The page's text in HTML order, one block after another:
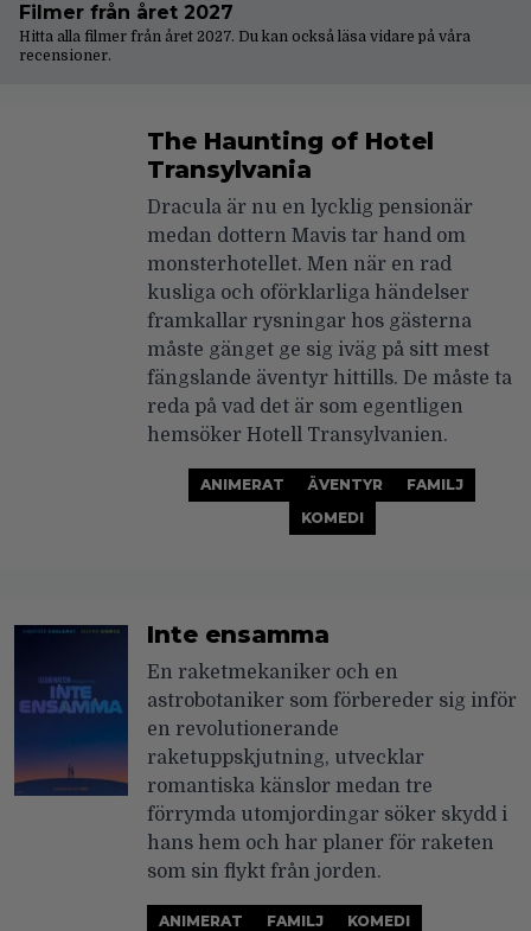
Filmer från året 2027
Hitta alla filmer från året 2027. Du kan också läsa vidare på våra
recensioner.
The Haunting of Hotel
Transylvania
Dracula är nu en lycklig pensionär
medan dottern Mavis tar hand om
monsterhotellet. Men när en rad
kusliga och oförklarliga händelser
framkallar rysningar hos gästerna
måste gänget ge sig iväg på sitt mest
fängslande äventyr hittills. De måste ta
reda på vad det är som egentligen
hemsöker Hotell Transylvanien.
ANIMERAT ÄVENTYR
FAMILJ
KOMEDI
Inte ensamma
En raketmekaniker och en
astrobotaniker som förbereder sig inför
en revolutionerande
raketuppskjutning, utvecklar
romantiska känslor medan tre
förrymda utomjordingar söker skydd i
hans hem och har planer för raketen
som sin flykt från jorden.
ANIMERAT FAMILJ KOMEDI